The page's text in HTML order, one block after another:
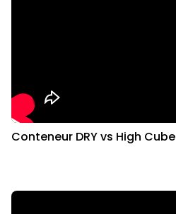
Conteneur DRY vs High Cube